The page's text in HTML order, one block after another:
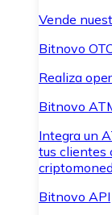
Vende
Bitnovo
Realiza
Bitnovo
Integra un
tus clientes
Bitnovo API